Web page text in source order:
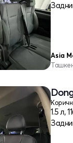
Asia
1.5 л,